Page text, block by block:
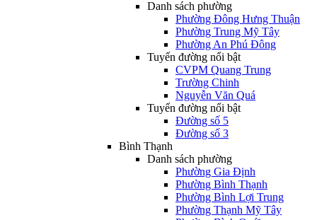
Danh sách phường
Phường Đông Hưng Thuận
Phường Trung Mỹ Tây
Phường An Phú Đông
Tuyến đường nổi bật
CVPM Quang Trung
Trường Chinh
Nguyễn Văn Quá
Tuyến đường nổi bật
Đường số 5
Đường số 3
Bình Thạnh
Danh sách phường
Phường Gia Định
Phường Bình Thạnh
Phường Bình Lợi Trung
Phường Thạnh Mỹ Tây